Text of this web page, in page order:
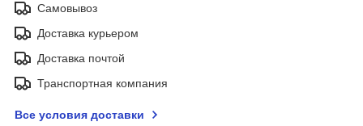
Самовывоз
Доставка курьером
Доставка почтой
Транспортная компания
Все условия доставки